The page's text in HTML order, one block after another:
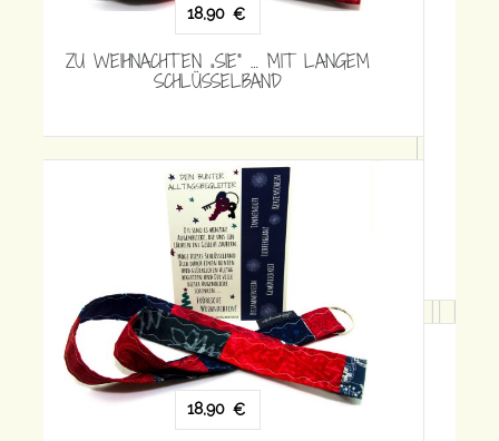
18,90
ZU WEIHNACHTEN „SIE“ … MIT LANGEM
SCHLÜSSELBAND
15,90